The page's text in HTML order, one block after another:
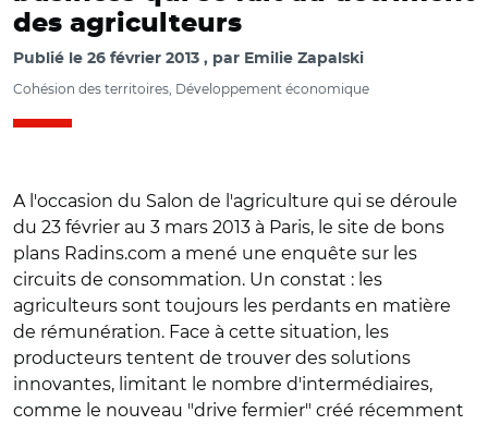
des agriculteurs
Publié le 26 février 2013 par Emilie Zapalski
Cohésion des territoires, Développement économique
A l'occasion du Salon de l'agriculture qui se déroule
du 23 février au 3 mars 2013 à Paris, le site de bons
plans Radins.com a mené une enquête sur les
circuits de consommation. Un constat : les
agriculteurs sont toujours les perdants en matière
de rémunération. Face à cette situation, les
producteurs tentent de trouver des solutions
innovantes, limitant le nombre d'intermédiaires,
comme le nouveau "drive fermier" créé récemment